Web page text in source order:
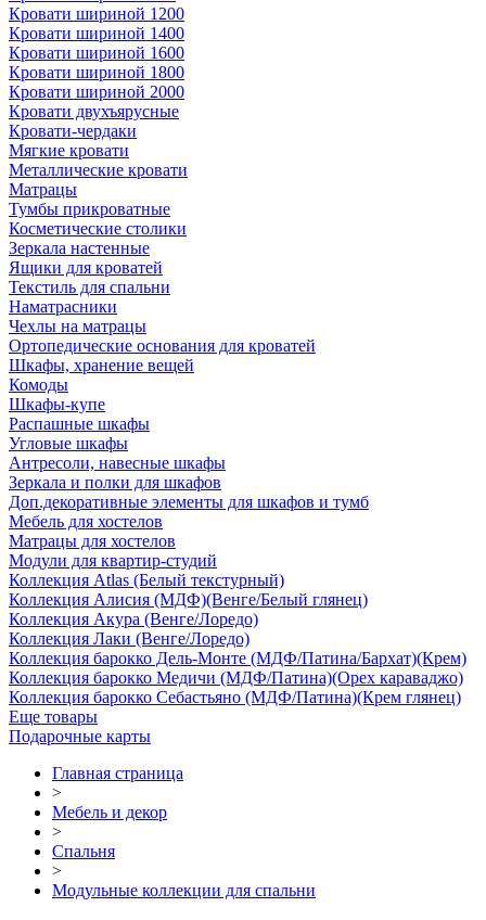
Кровати шириной 1200
Кровати шириной 1400
Кровати шириной 1600
Кровати шириной 1800
Кровати шириной 2000
Кровати двухъярусные
Кровати-чердаки
Мягкие кровати
Металлические кровати
Матрацы
Тумбы прикроватные
Косметические столики
Зеркала настенные
Ящики для кроватей
Текстиль для спальни
Наматрасники
Чехлы на матрацы
Ортопедические основания для кроватей
Шкафы, хранение вещей
Комоды
Шкафы-купе
Распашные шкафы
Угловые шкафы
Антресоли, навесные шкафы
Зеркала и полки для шкафов
Доп.декоративные элементы для шкафов и тумб
Мебель для хостелов
Матрацы для хостелов
Модули для квартир-студий
Коллекция Atlas (Белый текстурный)
Коллекция Алисия (МДФ)(Венге/Белый глянец)
Коллекция Акура (Венге/Лоредо)
Коллекция Лаки (Венге/Лоредо)
Коллекция барокко Дель-Монте (МДФ/Патина/Бархат)(Крем)
Коллекция барокко Медичи (МДФ/Патина)(Орех караваджо)
Коллекция барокко Себастьяно (МДФ/Патина)(Крем глянец)
Еще товары
Подарочные карты
Главная страница
>
Мебель и декор
>
Спальня
>
Модульные коллекции для спальни